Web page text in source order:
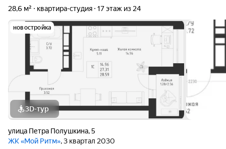
28,6 м²
квартира-студия 17 этаж из 24
новостройка
3D-тур
улица Петра Полушкина,5
ЖК «Мой Ритм», 3 квартал 2030